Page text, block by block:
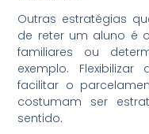
Outras estratégias
de reter um aluno é
familiares ou
exemplo.
facilitar o
costumam ser
sentido.